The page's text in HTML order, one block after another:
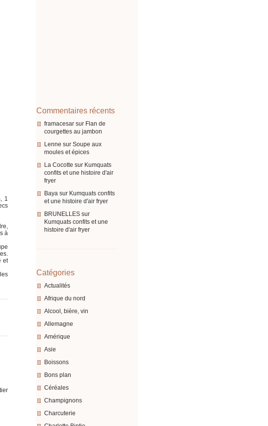
Commentaires récents
framacesar sur Flan de
courgettes au jambon
Lenne sur Soupe aux
moules et épices
La Cocotte sur Kumquats
confits et une histoire d'air
fryer
Baya sur Kumquats confits
et une histoire d'air fryer
BRUNELLES sur
Kumquats confits et une
histoire d'air fryer
Catégories
Actualités
Afrique du nord
Alcool, bière, vin
Allemagne
Amérique
Asie
Boissons
Bons plan
Céréales
Champignons
Charcuterie
1
à
et